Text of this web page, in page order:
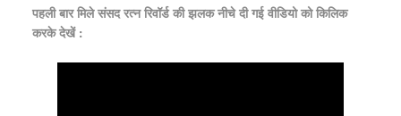
पहली बार मिले संसद रत्न रिवॉर्ड की झलक नीचे दी गई वीडियो को किलिक
करके देखें :